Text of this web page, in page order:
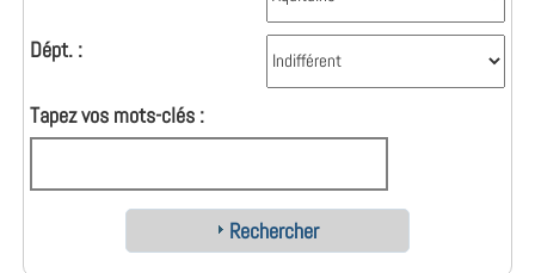
Dépt. :
Tapez vos mots-clés :
Rechercher